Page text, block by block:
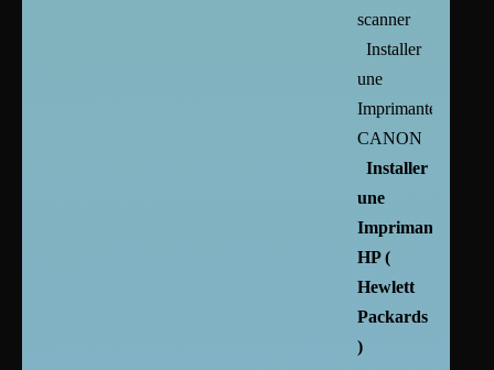
scanner
Installer
une
Imprimante
CANON
Installer
une
Imprimante
HP (
Hewlett
Packards
)